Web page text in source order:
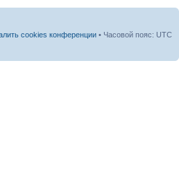
cookies конференции • Часовой пояс: UTC